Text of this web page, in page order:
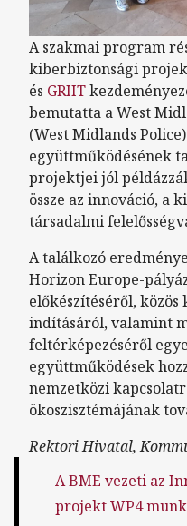
A szakmai program
kiberbiztonsági
és GRIIT
bemutatta a West
(West Midlands
együttműködésének
projektjei jól
össze az innováció, a
társadalmi
A találkozó
Horizon Europe-
előkészítéséről,
indításáról, valamint
feltérképezéséről
együttműködések
nemzetközi
ökoszisztémájának
Rektori Hivatal,
A BME vezeti az
projekt WP4